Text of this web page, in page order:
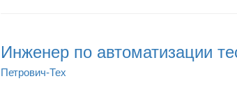
Инженер по автоматизации
Петрович-Тех